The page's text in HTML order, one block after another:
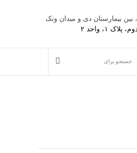
بین بیمارستان دی و میدان ونک
۱، واحد ۲